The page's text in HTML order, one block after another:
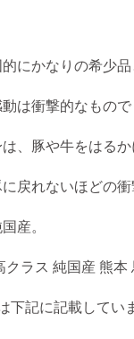
にかなりの希少品
は衝撃的なもので
、豚や牛をはるか
戻れないほどの衝
産。
ラス 純国産 熊本
下記に記載してい